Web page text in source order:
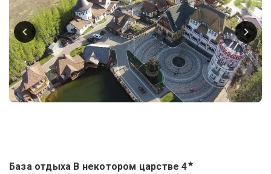
База отдыха В некотором царстве 4★